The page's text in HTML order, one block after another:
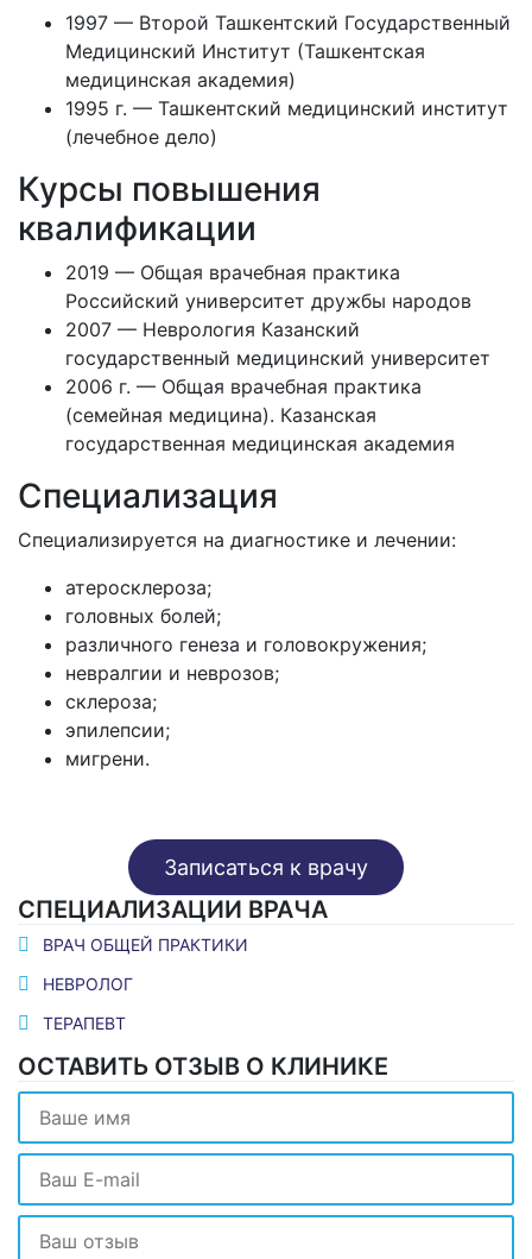
1997 — Второй Ташкентский Государственный
Медицинский Институт (Ташкентская
медицинская академия)
1995 г. — Ташкентский медицинский институт
(лечебное дело)
Курсы повышения
квалификации
2019 — Общая врачебная практика
Российский университет дружбы народов
2007 — Неврология Казанский
государственный медицинский университет
2006 г. — Общая врачебная практика
(семейная медицина). Казанская
государственная медицинская академия
Специализация
Специализируется на диагностике и лечении:
атеросклероза;
головных болей;
различного генеза и головокружения;
невралгии и неврозов;
склероза;
эпилепсии;
мигрени.
Записаться к врачу
СПЕЦИАЛИЗАЦИИ ВРАЧА
ВРАЧ ОБЩЕЙ ПРАКТИКИ
НЕВРОЛОГ
ТЕРАПЕВТ
ОСТАВИТЬ ОТЗЫВ О КЛИНИКЕ